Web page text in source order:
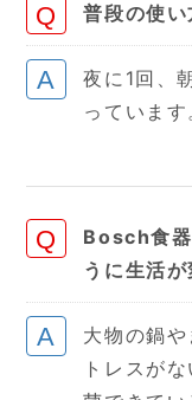
普段の使い
夜に1回、
っています
Bosch食器
うに生活が
大物の鍋
トレスが